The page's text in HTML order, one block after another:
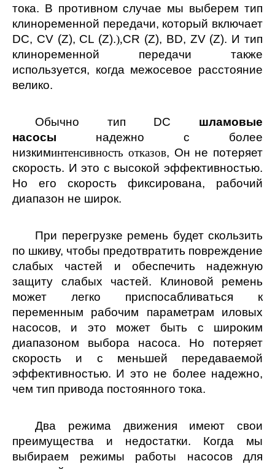
тока. В противном случае мы выберем тип
клиноременной передачи, который включает
DC, CV (Z), CL (Z).),CR (Z), BD, ZV (Z). И тип
клиноременной передачи также
используется, когда межосевое расстояние
велико.
Обычно тип DC шламовые
насосы надежно с более
низкиминтенсивность отказов, Он не потеряет
скорость. И это с высокой эффективностью.
Но его скорость фиксирована, рабочий
диапазон не широк.
При перегрузке ремень будет скользить
по шкиву, чтобы предотвратить повреждение
слабых частей и обеспечить надежную
защиту слабых частей. Клиновой ремень
может легко приспосабливаться к
переменным рабочим параметрам иловых
насосов, и это может быть с широким
диапазоном выбора насоса. Но потеряет
скорость и с меньшей передаваемой
эффективностью. И это не более надежно,
чем тип привода постоянного тока.
Два режима движения имеют свои
преимущества и недостатки. Когда мы
выбираем режимы работы насосов для